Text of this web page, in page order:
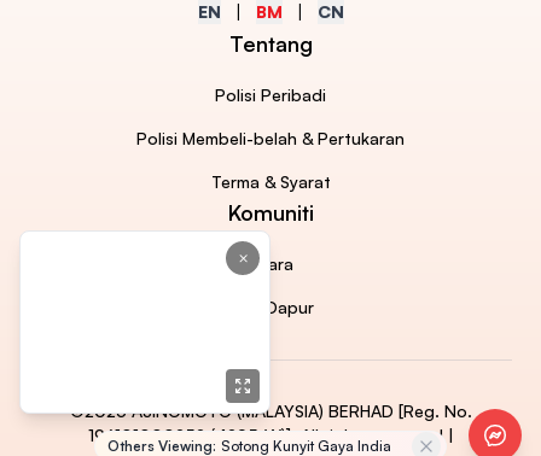
×
EN BM CN
Tentang
Polisi Peribadi
Polisi Membeli-belah & Pertukaran
Terma & Syarat
Komuniti
Acara
Tips Dapur
©2026 AJINOMOTO (MALAYSIA) BERHAD [Reg. No.
196101000252 (4295-W)]. All rights reserved |
Others Viewing: Sotong Kunyit Gaya India